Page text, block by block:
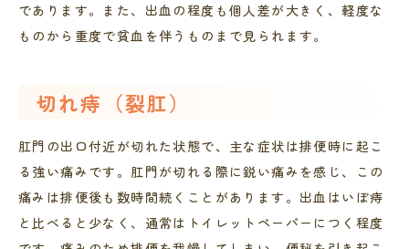
であります。また、出血の程度も個人差が大きく、軽度な
ものから重度で貧血を伴うものまで見られます。
切れ痔（裂肛）
肛門の出口付近が切れた状態で、主な症状は排便時に起こ
る強い痛みです。肛門が切れる際に鋭い痛みを感じ、この
痛みは排便後も数時間続くことがあります。出血はいぼ痔
と比べると少なく、通常はトイレットペーパーにつく程度